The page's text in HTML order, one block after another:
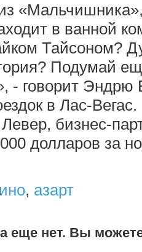
«Мальчишника»,
в ванной
Тайсоном?
Подумай
- говорит Эндрю
в Лас-
Левер, бизнес-
долларов за
, азарт
еще нет. Вы